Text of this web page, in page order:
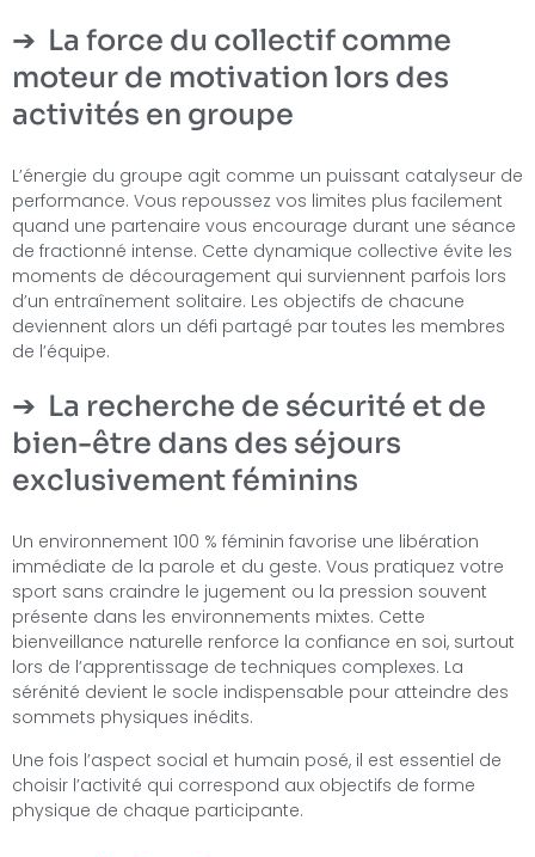
La force du collectif comme
moteur de motivation lors des
activités en groupe
L’énergie du groupe agit comme un puissant catalyseur de
performance. Vous repoussez vos limites plus facilement
quand une partenaire vous encourage durant une séance
de fractionné intense. Cette dynamique collective évite les
moments de découragement qui surviennent parfois lors
d’un entraînement solitaire. Les objectifs de chacune
deviennent alors un défi partagé par toutes les membres
de l’équipe.
La recherche de sécurité et de
bien-être dans des séjours
exclusivement féminins
Un environnement 100 % féminin favorise une libération
immédiate de la parole et du geste. Vous pratiquez votre
sport sans craindre le jugement ou la pression souvent
présente dans les environnements mixtes. Cette
bienveillance naturelle renforce la confiance en soi, surtout
lors de l’apprentissage de techniques complexes. La
sérénité devient le socle indispensable pour atteindre des
sommets physiques inédits.
Une fois l’aspect social et humain posé, il est essentiel de
choisir l’activité qui correspond aux objectifs de forme
physique de chaque participante.